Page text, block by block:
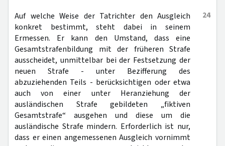
24
Auf welche Weise der Tatrichter den Ausgleich
konkret bestimmt, steht dabei in seinem
Ermessen. Er kann den Umstand, dass eine
Gesamtstrafenbildung mit der früheren Strafe
ausscheidet, unmittelbar bei der Festsetzung der
neuen Strafe - unter Bezifferung des
abzuziehenden Teils - berücksichtigen oder etwa
auch von einer unter Heranziehung der
ausländischen Strafe gebildeten „fiktiven
Gesamtstrafe“ ausgehen und diese um die
ausländische Strafe mindern. Erforderlich ist nur,
dass er einen angemessenen Ausgleich vornimmt